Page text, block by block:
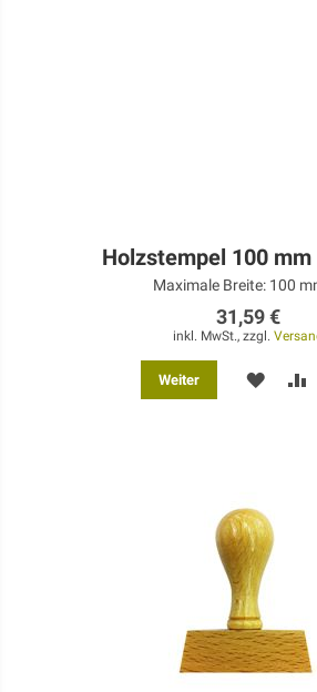
Holzstempel 100 mm
Maximale Breite: 100
31,59 €
inkl. MwSt., zzgl.
Weiter